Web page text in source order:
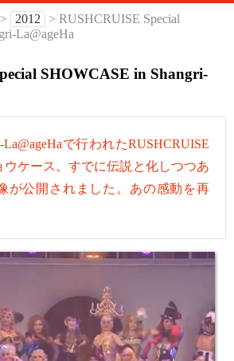
> 2012
> RUSHCRUISE Special
La@ageHa
SHOWCASE in Shangri-
La@ageHaで行われたRUSHCRUISE
ケース。すでに伝説と化しつつあ
が公開されました。あの感動を再